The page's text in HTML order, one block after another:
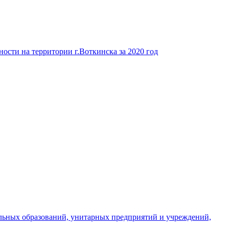
на территории г.Воткинска за 2020 год
образований, унитарных предприятий и учреждений,